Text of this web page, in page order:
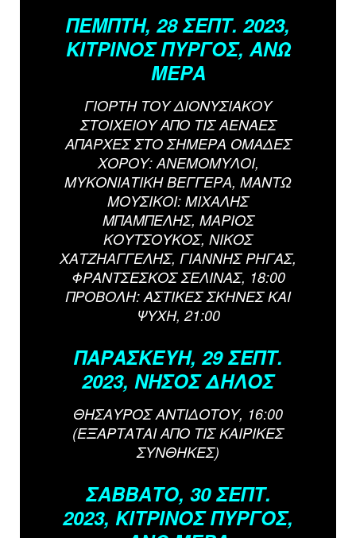
ΠΕΜΠΤΗ, 28 ΣΕΠΤ. 2023,
ΚΙΤΡΙΝΟΣ ΠΥΡΓΟΣ, ΑΝΩ
ΜΕΡΑ
ΓΙΟΡΤΗ ΤΟΥ ΔΙΟΝΥΣΙΑΚΟΥ
ΣΤΟΙΧΕΙΟΥ ΑΠΟ ΤΙΣ ΑΕΝΑΕΣ
ΑΠΑΡΧΕΣ ΣΤΟ ΣΗΜΕΡΑ ΟΜΑΔΕΣ
ΧΟΡΟΥ: ΑΝΕΜΟΜΥΛΟΙ,
ΜΥΚΟΝΙΑΤΙΚΗ ΒΕΓΓΕΡΑ, ΜΑΝΤΩ
ΜΟΥΣΙΚΟΙ: ΜΙΧΑΛΗΣ
ΜΠΑΜΠΕΛΗΣ, ΜΑΡΙΟΣ
ΚΟΥΤΣΟΥΚΟΣ, ΝΙΚΟΣ
ΧΑΤΖΗΑΓΓΕΛΗΣ, ΓΙΑΝΝΗΣ ΡΗΓΑΣ,
ΦΡΑΝΤΣΕΣΚΟΣ ΣΕΛΙΝΑΣ, 18:00
ΠΡΟΒΟΛΗ: ΑΣΤΙΚΕΣ ΣΚΗΝΕΣ ΚΑΙ
ΨΥΧΗ, 21:00
ΠΑΡΑΣΚΕΥΗ, 29 ΣΕΠΤ.
2023, ΝΗΣΟΣ ΔΗΛΟΣ
ΘΗΣΑΥΡΟΣ ΑΝΤΙΔΟΤΟΥ, 16:00
(ΕΞΑΡΤΑΤΑΙ ΑΠΟ ΤΙΣ ΚΑΙΡΙΚΕΣ
ΣΥΝΘΗΚΕΣ)
ΣΑΒΒΑΤΟ, 30 ΣΕΠΤ.
2023, ΚΙΤΡΙΝΟΣ ΠΥΡΓΟΣ,